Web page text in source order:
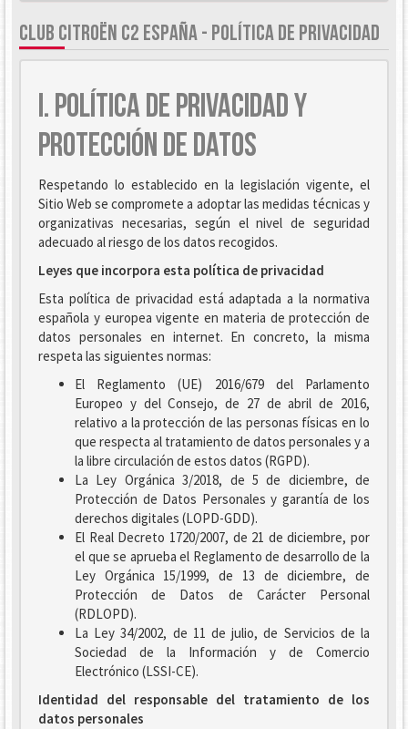
CLUB CITROËN C2 ESPAÑA - POLÍTICA DE PRIVACIDAD
I. POLÍTICA DE PRIVACIDAD Y
PROTECCIÓN DE DATOS
Respetando lo establecido en la legislación vigente, el
Sitio Web se compromete a adoptar las medidas técnicas y
organizativas necesarias, según el nivel de seguridad
adecuado al riesgo de los datos recogidos.
Leyes que incorpora esta política de privacidad
Esta política de privacidad está adaptada a la normativa
española y europea vigente en materia de protección de
datos personales en internet. En concreto, la misma
respeta las siguientes normas:
El Reglamento (UE) 2016/679 del Parlamento
Europeo y del Consejo, de 27 de abril de 2016,
relativo a la protección de las personas físicas en lo
que respecta al tratamiento de datos personales y a
la libre circulación de estos datos (RGPD).
La Ley Orgánica 3/2018, de 5 de diciembre, de
Protección de Datos Personales y garantía de los
derechos digitales (LOPD-GDD).
El Real Decreto 1720/2007, de 21 de diciembre, por
el que se aprueba el Reglamento de desarrollo de la
Ley Orgánica 15/1999, de 13 de diciembre, de
Protección de Datos de Carácter Personal
(RDLOPD).
La Ley 34/2002, de 11 de julio, de Servicios de la
Sociedad de la Información y de Comercio
Electrónico (LSSI-CE).
Identidad del responsable del tratamiento de los
datos personales